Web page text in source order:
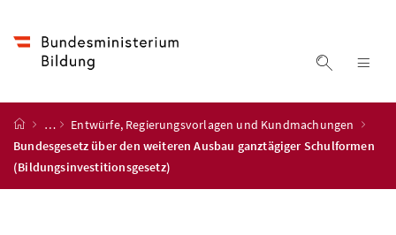
Suche
Startseite
…
Entwürfe, Regierungsvorlagen und Kundmachungen
Bundesgesetz über den weiteren Ausbau ganztägiger Schulformen
(Bildungsinvestitionsgesetz)